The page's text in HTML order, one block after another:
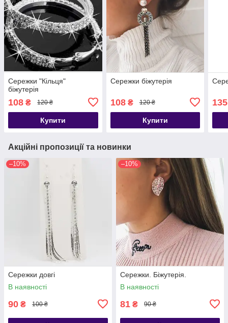
Сережки "Кільця"
біжутерія
108 ₴ 120 ₴
Купити
Сережки біжутерія
108₴ 120 ₴
Купити
135
Акційні пропозиції та новинки
–10%
Сережки довгі
В наявності
90 ₴ 100 ₴
–10%
Сережки. Біжутерія.
В наявності
81 ₴ 90 ₴